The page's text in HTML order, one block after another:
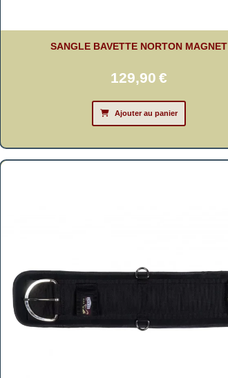
SANGLE BAVETTE NORTON MAGNET
129,90 €
Ajouter au panier